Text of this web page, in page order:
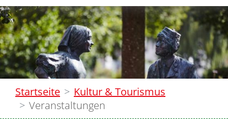
Startseite
Kultur & Tourismus
Veranstaltungen